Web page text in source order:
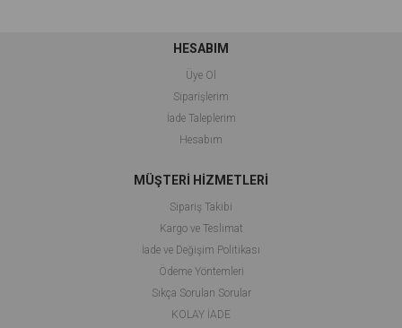
HESABIM
Üye Ol
Siparişlerim
İade Taleplerim
Hesabım
MÜŞTERİ HİZMETLERİ
Sipariş Takibi
Kargo ve Teslimat
İade ve Değişim Politikası
Ödeme Yöntemleri
Sıkça Sorulan Sorular
KOLAY İADE